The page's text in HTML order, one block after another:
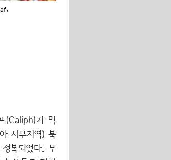
(Caliph)가 막
서부지역) 북
복되었다. 무